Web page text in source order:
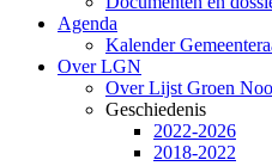
Agenda
Kalender
Over LGN
Over Lijst Groen
Geschiedenis
2022-2026
2018-2022